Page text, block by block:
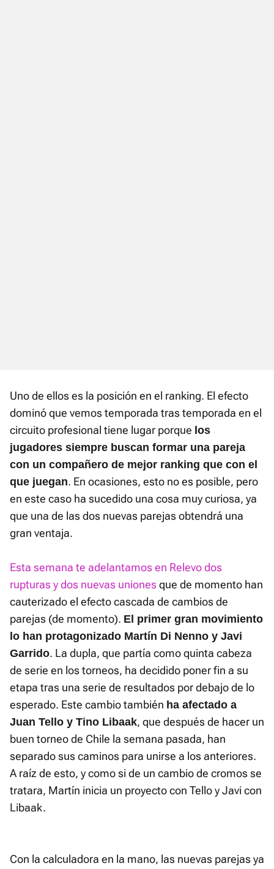
Uno de ellos es la posición en el ranking. El efecto
dominó que vemos temporada tras temporada en el
circuito profesional tiene lugar porque los
jugadores siempre buscan formar una pareja
con un compañero de mejor ranking que con el
que juegan. En ocasiones, esto no es posible, pero
en este caso ha sucedido una cosa muy curiosa, ya
que una de las dos nuevas parejas obtendrá una
gran ventaja.
Esta semana te adelantamos en Relevo dos
rupturas y dos nuevas unionesque de momento han
cauterizado el efecto cascada de cambios de
parejas (de momento). El primer gran movimiento
lo han protagonizado Martín Di Nenno y Javi
Garrido. La dupla, que partía como quinta cabeza
de serie en los torneos, ha decidido poner fin a su
etapa tras una serie de resultados por debajo de lo
esperado. Este cambio también ha afectado a
Juan Tello y Tino Libaak, que después de hacer un
buen torneo de Chile la semana pasada, han
separado sus caminos para unirse a los anteriores.
A raíz de esto, y como si de un cambio de cromos se
tratara, Martín inicia un proyecto con Tello y Javi con
Libaak.
Con la calculadora en la mano, las nuevas parejas ya